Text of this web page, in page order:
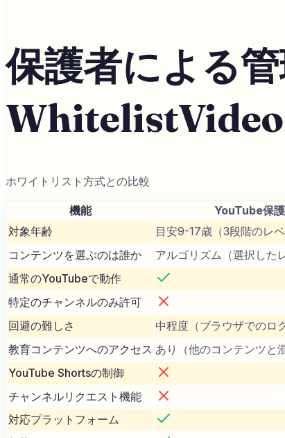
保護者による
WhitelistVideo
ホワイトリスト方式との比較
機能 YouTube保
対象年齢
目安9-17歳（3段階のレベ
コンテンツを選ぶのは誰か
アルゴリズム（選択した
通常のYouTubeで動作
特定のチャンネルのみ許可
回避の難しさ
中程度（ブラウザでのロ
教育コンテンツへのアクセス あり（他のコンテンツと
YouTube Shortsの制御
チャンネルリクエスト機能
対応プラットフォーム